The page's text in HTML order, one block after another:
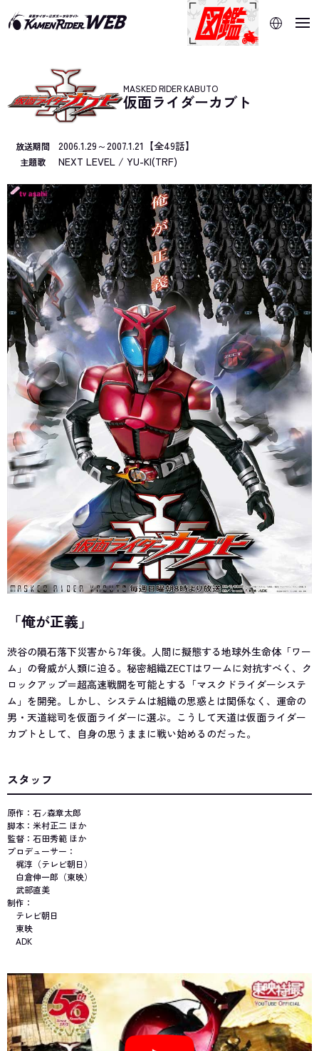
当サイトでは、機械的な自動翻訳サービスを使用していま
す。指定した言語に切り替わらないページは、ブラウザの翻
訳機能をご利用ください。
MASKED RIDER KABUTO
仮面ライダーカブト
放送期間 2006.1.29～2007.1.21【全49話】
主題歌 NEXT LEVEL / YU-KI(TRF)
「俺が正義」
渋谷の隕石落下災害から7年後。人間に擬態する地球外生命体「ワー
ム」の脅威が人類に迫る。秘密組織ZECTはワームに対抗すべく、ク
ロックアップ＝超高速戦闘を可能とする「マスクドライダーシステ
ム」を開発。しかし、システムは組織の思惑とは関係なく、運命の
男・天道総司を仮面ライダーに選ぶ。こうして天道は仮面ライダー
カブトとして、自身の思うままに戦い始めるのだった。
スタッフ
原作：石ノ森章太郎
脚本：米村正二 ほか
監督：石田秀範 ほか
プロデューサー：
梶淳（テレビ朝日）
白倉伸一郎（東映）
武部直美
制作：
テレビ朝日
東映
ADK